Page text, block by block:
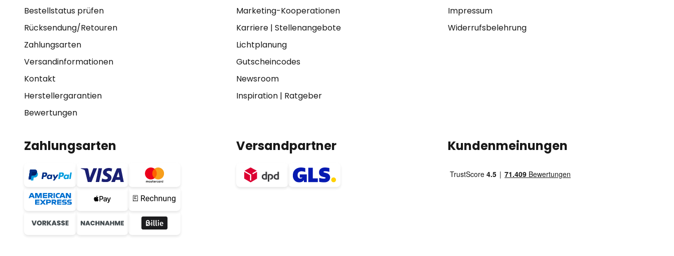
Bestellstatus prüfen
Rücksendung/Retouren
Zahlungsarten
Versandinformationen
Kontakt
Herstellergarantien
Bewertungen
Marketing-Kooperationen
Karriere| Stellenangebote
Lichtplanung
Gutscheincodes
Newsroom
Inspiration| Ratgeber
Impressum
Widerrufsbelehrung
Zahlungsarten Versandpartner Kundenmeinungen